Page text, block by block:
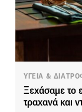
ΥΓΕΙΑ &
Ξεχάσαμε το
τραχανά και